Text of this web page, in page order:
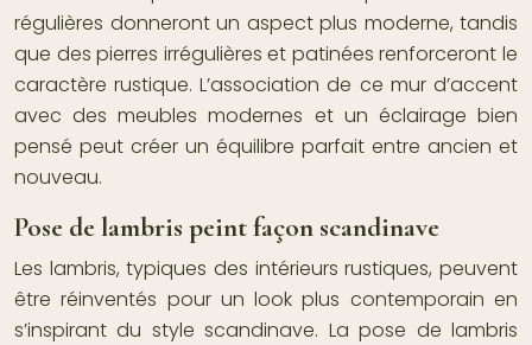
régulières donneront un aspect plus moderne, tandis
que des pierres irrégulières et patinées renforceront le
caractère rustique. L’association de ce mur d’accent
avec des meubles modernes et un éclairage bien
pensé peut créer un équilibre parfait entre ancien et
nouveau.
Pose de lambris peint façon scandinave
Les lambris, typiques des intérieurs rustiques, peuvent
être réinventés pour un look plus contemporain en
s’inspirant du style scandinave. La pose de lambris